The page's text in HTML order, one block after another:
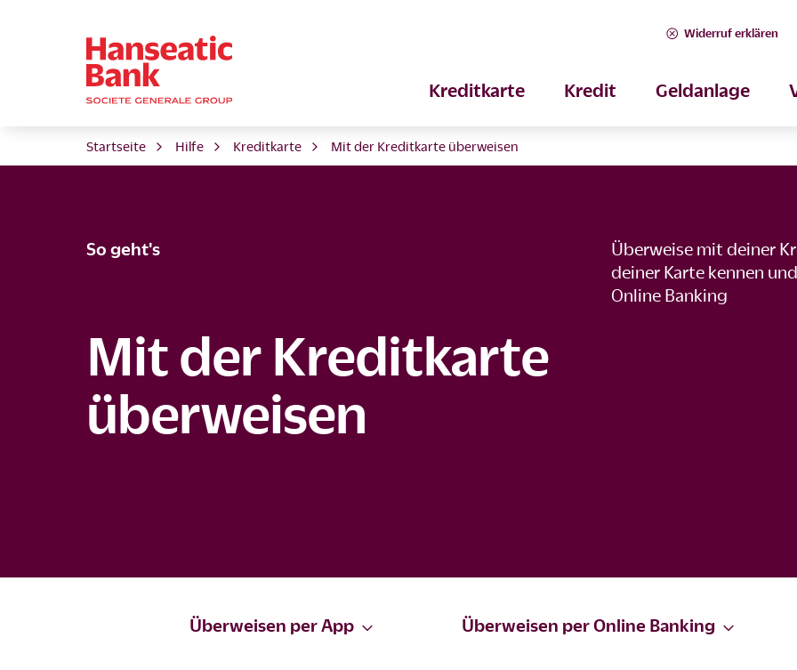
Widerruf erklären
Kreditkarte Kredit Geldanlage
Startseite Hilfe Kreditkarte Mit der Kreditkarte überweisen
So geht's
Mit der Kreditkarte
überweisen
Überweise mit deiner
deiner Karte kennen
Online Banking
Überweisen per App Überweisen per Online Banking